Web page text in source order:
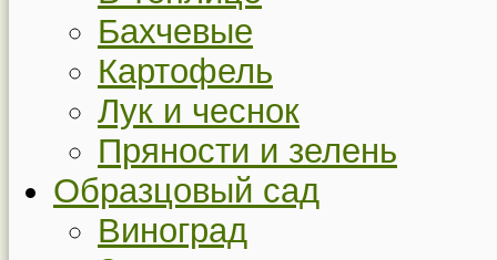
Бахчевые
Картофель
Лук и чеснок
Пряности и зелень
Образцовый сад
Виноград